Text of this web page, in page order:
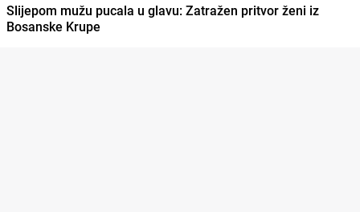
Slijepom mužu pucala u glavu: Zatražen pritvor ženi iz
Bosanske Krupe